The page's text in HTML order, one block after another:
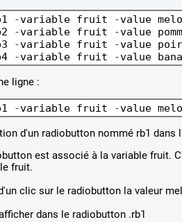
-variable fruit -value
-variable fruit -value
-variable fruit -value
-variable fruit -value
ligne :
-variable fruit -value
d'un radiobutton nommé rb1 dans
est associé à la variable fruit.
fruit.
clic sur le radiobutton la valeur
dans le radiobutton .rb1